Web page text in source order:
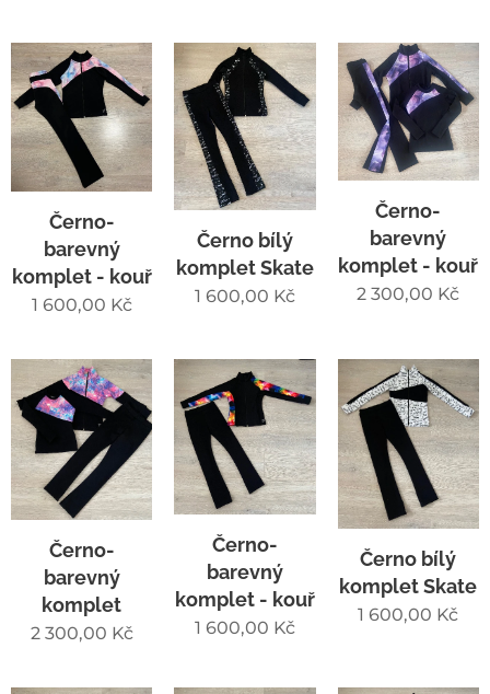
Černo-
barevný
komplet - kouř
1 600,00 Kč
Černo bílý
komplet Skate
1 600,00 Kč
Černo-
barevný
komplet - kouř
2 300,00 Kč
Černo-
barevný
komplet
2 300,00 Kč
Černo-
barevný
komplet - kouř
1 600,00 Kč
Černo bílý
komplet Skate
1 600,00 Kč